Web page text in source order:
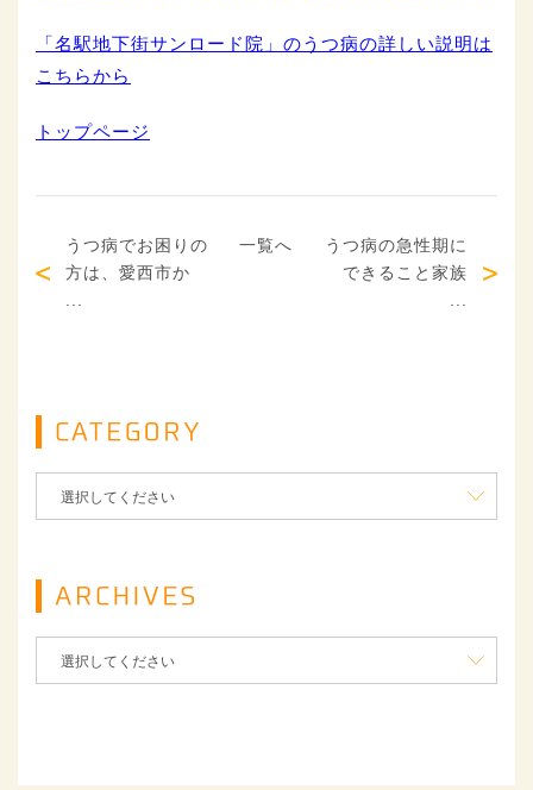
「名駅地下街サンロード院」のうつ病の詳しい説明は
こちらから
トップページ
うつ病でお困りの
方は、愛西市か
一覧へ
うつ病の急性期に
できること家族